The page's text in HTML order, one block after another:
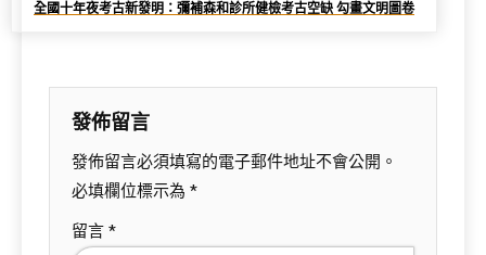
全國十年夜考古新發明：彌補森和診所健檢考古空缺 勾畫文明圖卷
發佈留言
發佈留言必須填寫的電子郵件地址不會公開。
必填欄位標示為 *
留言 *